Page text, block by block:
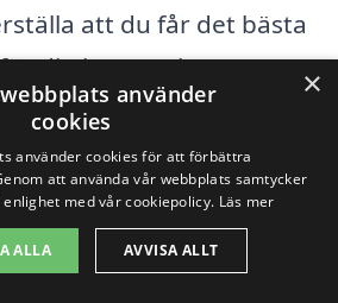
att du får det bästa
din investering.
gratis och utan
×
använder
cookies
använder cookies för att förbättra
att använda vår webbplats samtycker
med vår cookiepolicy. Läs mer
ALLA AVVISA ALLT